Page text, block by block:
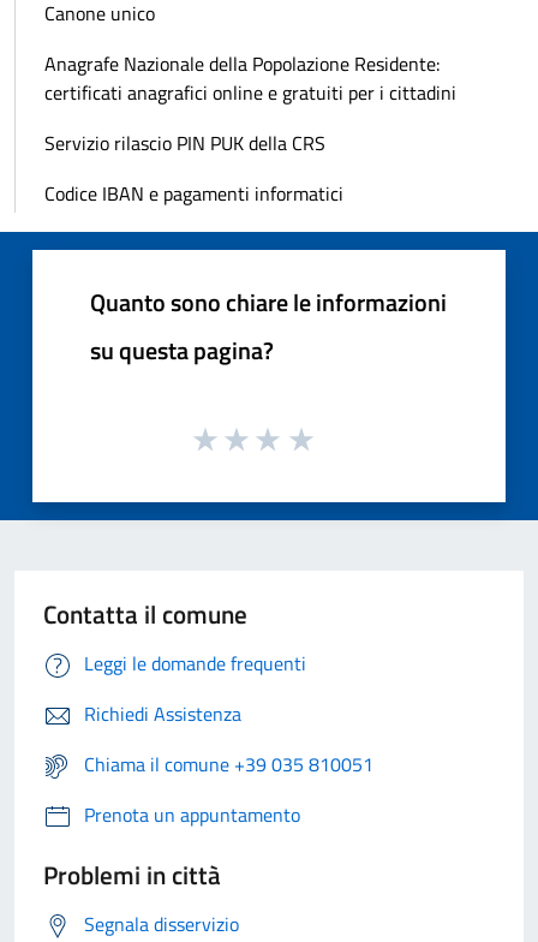
Canone unico
Anagrafe Nazionale della Popolazione Residente:
certificati anagrafici online e gratuiti per i cittadini
Servizio rilascio PIN PUK della CRS
Codice IBAN e pagamenti informatici
Quanto sono chiare le informazioni
su questa pagina?
Contatta il comune
Leggi le domande frequenti
Richiedi Assistenza
Chiama il comune +39 035 810051
Prenota un appuntamento
Problemi in città
Segnala disservizio